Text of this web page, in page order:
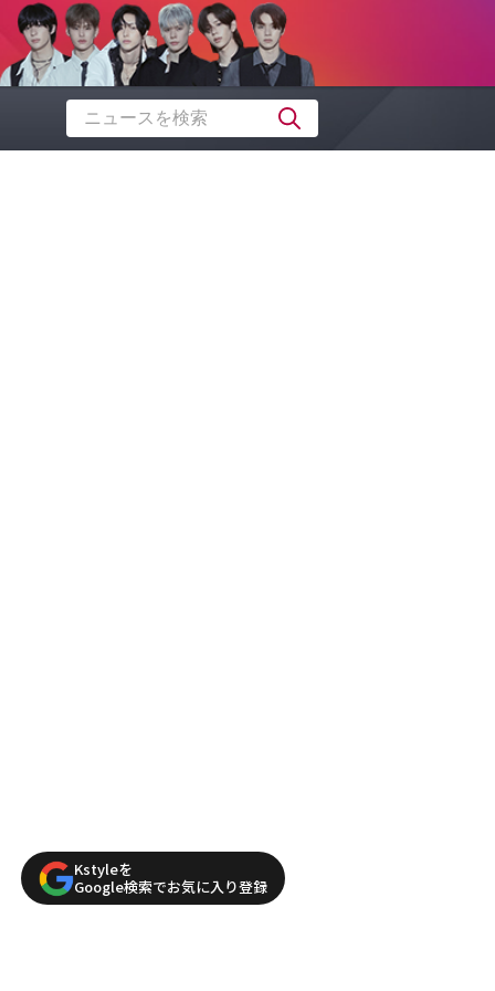
Kstyleを
Google検索でお気に入り登録